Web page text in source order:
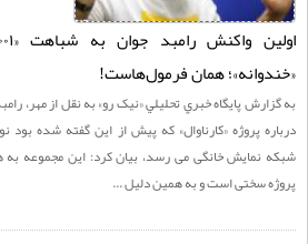
اولین واکنش رامبد جوان به شباهت «۱۰۰۱» با
همان فرمول‌هاست!
پايگاه خبري تحليلي «نيک رو» به نقل از مهر، رامبد جوان
پروژه «کارناوال» که پیش از این گفته شده بود نوروز به
نمایش خانگی می رسد، بیان کرد: این مجموعه به هر حال
سختی است و به همین دلیل ...